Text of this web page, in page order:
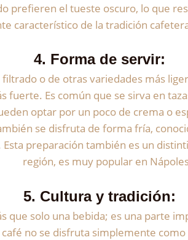
prefieren el tueste oscuro, lo que
característico de la tradición
4. Forma de servir:
o de otras variedades más
fuerte. Es común que se sirva en
optar por un poco de crema o
se disfruta de forma fría,
preparación también es un
región, es muy popular en
5. Cultura y tradición:
que solo una bebida; es una parte
no se disfruta simplemente